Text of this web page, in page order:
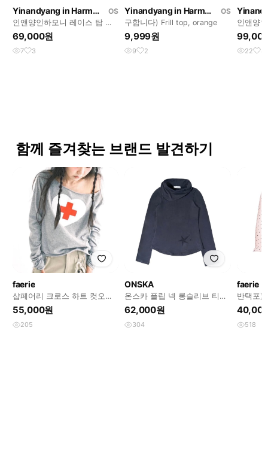
Yinandyang in Harmony
OS
인앤양인하모니 레이스 탑 그
레이
69,000원
7 3
Yinandyang in Harmony
OS
구합니다) Frill top, orange
9,999원
9 2
인앤양
blouse
22 4
함께 즐겨찾는 브랜드 발견하기
faerie
샵페어리 크로스 하트 컷오프
티셔츠
55,000원
205
ONSKA
온스카 플립 넥 롱슬리브 티셔
츠 네이비
62,000원
304
faerie
반택포)
lace top
518